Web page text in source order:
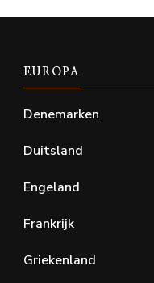
EUROPA
Denemarken
Duitsland
Engeland
Frankrijk
Griekenland